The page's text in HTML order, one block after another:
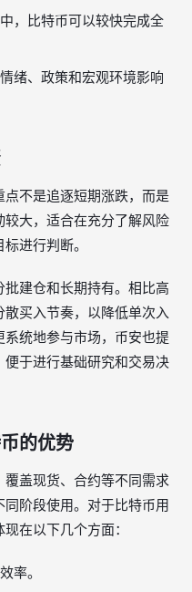
，比特币可以较快完成全
绪、政策和宏观环境影响
不是追逐短期涨跌，而是
大，适合在充分了解风险
进行判断。
批建仓和长期持有。相比高
买入节奏，以降低单次入
统地参与市场，币安也提
于进行基础研究和交易决
的优势
盖现货、合约等不同需求
阶段使用。对于比特币用
在以下几个方面：
率。